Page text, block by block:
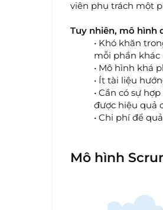
viên phụ trách một
Tuy nhiên, mô hình
• Khó khăn
mỗi phần khác
• Mô hình khá
• Ít tài liệu
• Cần có sự
được hiệu quả
• Chi phí để
Mô hình